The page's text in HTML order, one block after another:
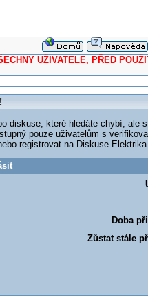
UŽIVATELE, PŘED
diskuse, které hledáte chybí, ale
pouze uživatelům s
registrovat na Diskuse
Doba
Zůstat stále